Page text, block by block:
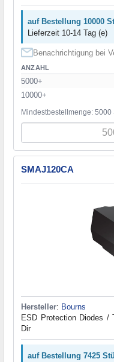
auf Bestellung 10000
Lieferzeit 10-14 Tag (e)
Benachrichtigung bei
ANZAHL
5000+
10000+
Mindestbestellmenge: 5000
SMAJ120CA
Hersteller: Bourns
ESD Protection Diodes /
Dir
auf Bestellung 7425